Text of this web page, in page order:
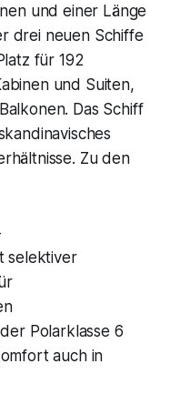
und einer Länge
drei neuen Schiffe
für 192
und Suiten,
Das Schiff
Zu den
selektiver
Polarklasse 6
auch in